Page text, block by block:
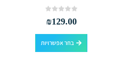
₪129.00
בחר אפשרויות
למוצר זה יש מספר סוגים. ניתן לבחור את האפשרויות בעמוד המוצר